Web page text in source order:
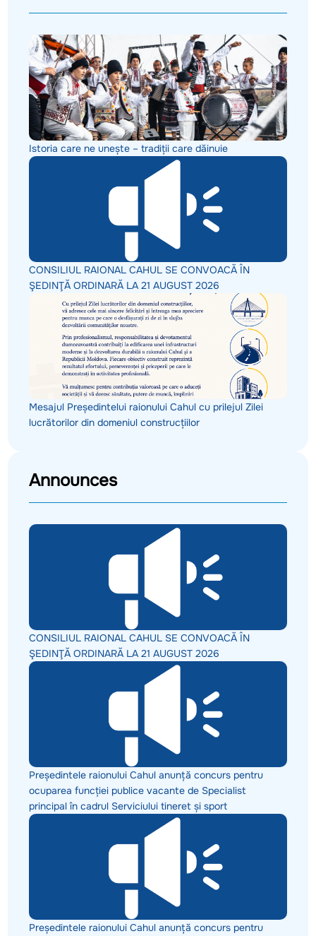
Istoria care ne unește – tradiții care dăinuie
CONSILIUL RAIONAL CAHUL SE CONVOACĂ ÎN
ŞEDINŢĂ ORDINARĂ LA 21 AUGUST 2026
Mesajul Președintelui raionului Cahul cu prilejul Zilei
lucrătorilor din domeniul construcțiilor
Announces
CONSILIUL RAIONAL CAHUL SE CONVOACĂ ÎN
ŞEDINŢĂ ORDINARĂ LA 21 AUGUST 2026
Președintele raionului Cahul anunță concurs pentru
ocuparea funcției publice vacante de Specialist
principal în cadrul Serviciului tineret și sport
Președintele raionului Cahul anunță concurs pentru